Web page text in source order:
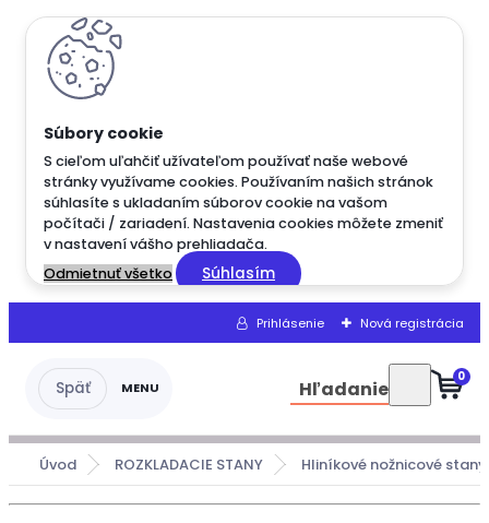
S cieľom uľahčiť užívateľom používať naše webové
stránky využívame cookies. Používaním našich stránok
súhlasíte s ukladaním súborov cookie na vašom
počítači / zariadení. Nastavenia cookies môžete zmeniť
v nastavení vášho prehliadača.
Odmietnuť všetko
Súhlasím
Prihlásenie Nová registrácia
Hľadanie 0
Úvod ROZKLADACIE STANY Hliníkové nožnicové stany